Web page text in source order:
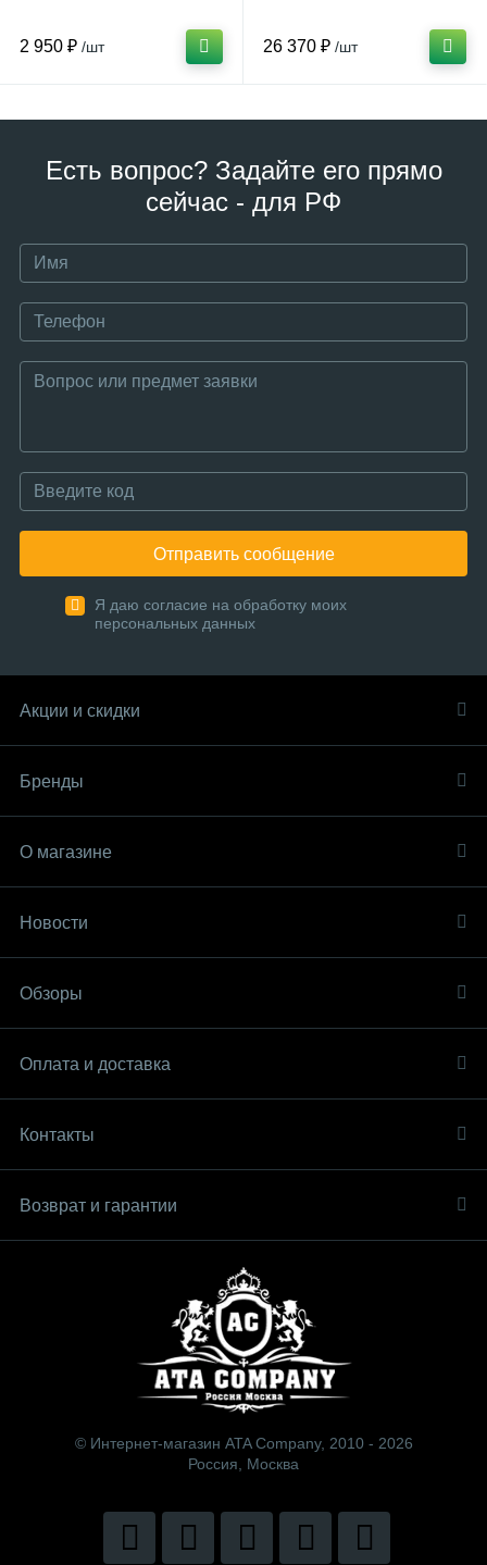
2 950 ₽ /шт 26 370 ₽ /шт
Есть вопрос? Задайте его прямо
сейчас - для РФ
Отправить сообщение
Я даю согласие на обработку моих
персональных данных
Акции и скидки
Бренды
О магазине
Новости
Обзоры
Оплата и доставка
Контакты
Возврат и гарантии
© Интернет-магазин ATA Company, 2010 - 2026
Россия, Москва